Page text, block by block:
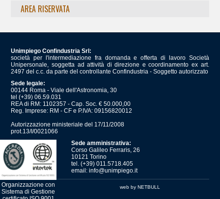
AREA RISERVATA
Unimpiego Confindustria Srl:
società per l'intermediazione fra domanda e offerta di lavoro Società
Unipersonale, soggetta ad attività di direzione e coordinamento ex art.
2497 del c.c. da parte del controllante Confindustria - Soggetto autorizzato
Sede legale:
00144 Roma - Viale dell'Astronomia, 30
tel (+39) 06.59.031
REA di RM: 1102357 - Cap. Soc. € 50.000,00
Reg. Imprese: RM - CF e P.IVA: 09156820012
Autorizzazione ministeriale del 17/11/2008
prot.13/I/0021066
Organizzazione con
Sistema di Gestione
Sede amministrativa:
Corso Galileo Ferraris, 26
10121 Torino
tel. (+39) 011.5718.405
email: info@unimpiego.it
web by NETBULL